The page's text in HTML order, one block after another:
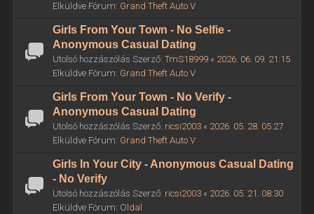
Elküldve Fórum: Grand Theft Auto V
Girls From Your Town - No Selfie -
Anonymous Casual Dating
Utolsó hozzászólás Szerző: TmS18999« 2026. 06. 09. 21:15
Elküldve Fórum: Grand Theft Auto V
Girls From Your Town - No Verify -
Anonymous Casual Dating
Utolsó hozzászólás Szerző: ricsi2003« 2026. 05. 28. 05:27
Elküldve Fórum: Grand Theft Auto V
Girls In Your City - Anonymous Casual Dating
- No Verify
Utolsó hozzászólás Szerző: ricsi2003« 2026. 05. 21. 08:30
Elküldve Fórum: Oldal